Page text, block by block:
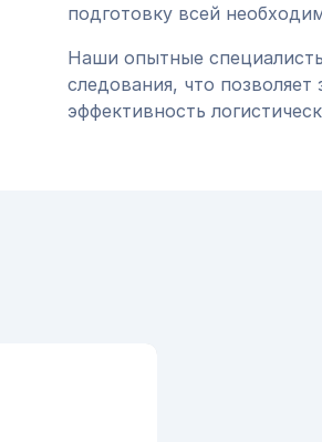
подготовку всей
Наши опытные
следования, что
эффективность